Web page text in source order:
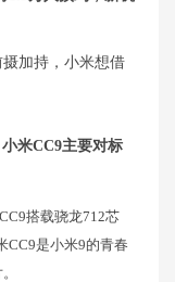
米CC9主要对标
搭载骁龙712芯
CC9是小米9的青春